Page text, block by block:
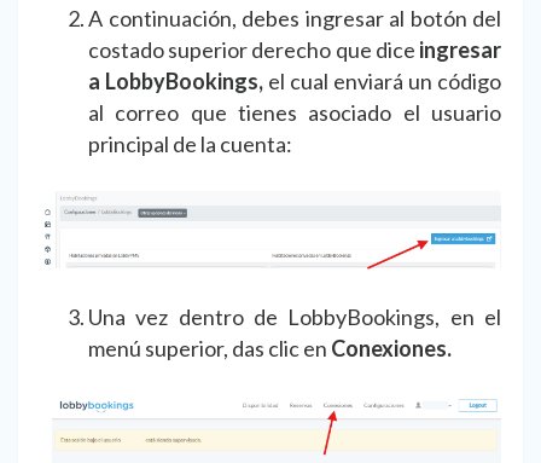
A continuación, debes ingresar al botón del
costado superior derecho que dice ingresar
a LobbyBookings, el cual enviará un código
al correo que tienes asociado el usuario
principal de la cuenta:
Una vez dentro de LobbyBookings, en el
menú superior, das clic en Conexiones.